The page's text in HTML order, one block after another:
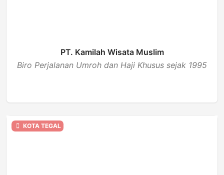
PT. Kamilah Wisata Muslim
Biro Perjalanan Umroh dan Haji Khusus sejak 1995
KOTA TEGAL